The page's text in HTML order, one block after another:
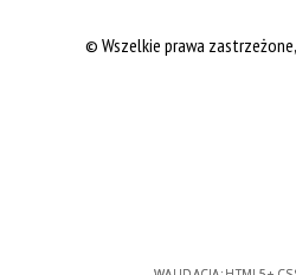
© Wszelkie prawa